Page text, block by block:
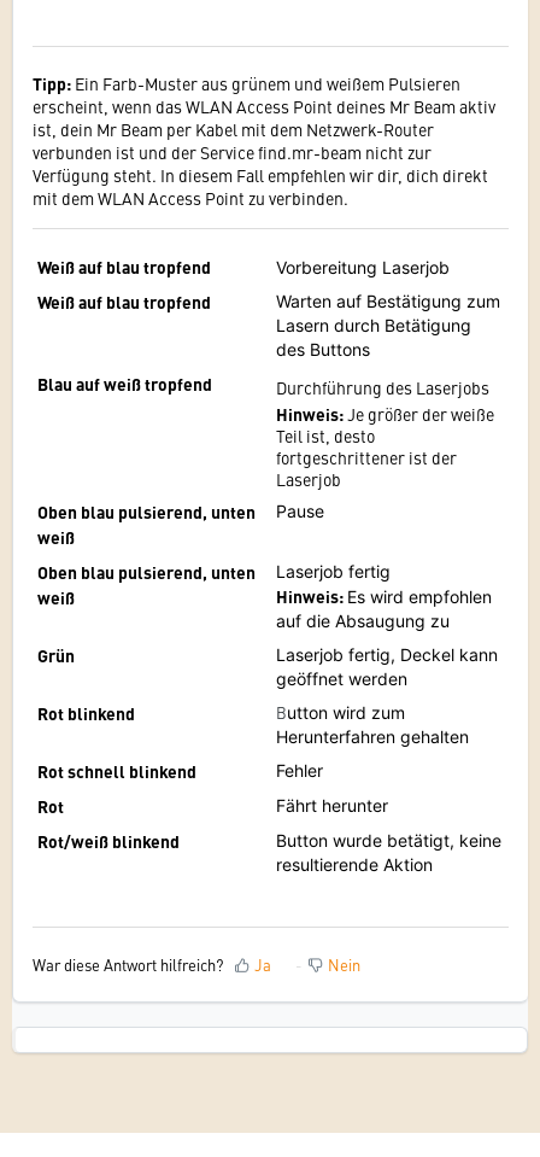
Tipp: Ein Farb-Muster aus grünem und weißem Pulsieren
erscheint, wenn das WLAN Access Point deines Mr Beam aktiv
ist, dein Mr Beam per Kabel mit dem Netzwerk-Router
verbunden ist und der Service find.mr-beam nicht zur
Verfügung steht. In diesem Fall empfehlen wir dir, dich direkt
mit dem WLAN Access Point zu verbinden.
Weiß auf blau tropfend Vorbereitung Laserjob
Weiß auf blau tropfend
Warten auf Bestätigung zum
Lasern durch Betätigung
des Buttons
Blau auf weiß tropfend
Durchführung des Laserjobs
Hinweis:Je größer der weiße
Teil ist, desto
fortgeschrittener ist der
Laserjob
Oben blau pulsierend, unten
weiß
Pause
Oben blau pulsierend, unten
weiß
Laserjob fertig
Hinweis: Es wird empfohlen
auf die Absaugung zu
Grün
Laserjob fertig, Deckel kann
geöffnet werden
Rot blinkend Button wird zum
Herunterfahren gehalten
Rot schnell blinkend Fehler
Rot Fährt herunter
Rot/weiß blinkend
Button wurde betätigt, keine
resultierende Aktion
War diese Antwort hilfreich? Ja Nein